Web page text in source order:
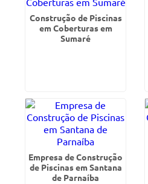
Construção de Piscinas
em Coberturas em
Sumaré
Empresa de Construção
de Piscinas em Santana
de Parnaíba